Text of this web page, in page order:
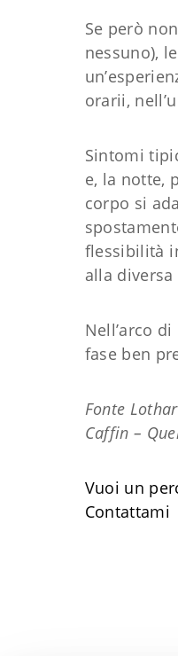
Se però
nessuno),
orarii,
Sintomi
e, la notte,
corpo si
flessibilità
alla
Nell’arco
fase ben
Fonte
Caffin –
Vuoi un
​Contattami